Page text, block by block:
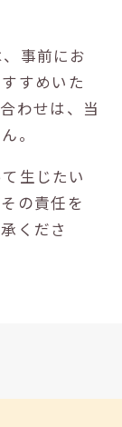
事前にお
すめいた
わせは、当
。
生じたい
の責任を
くださ